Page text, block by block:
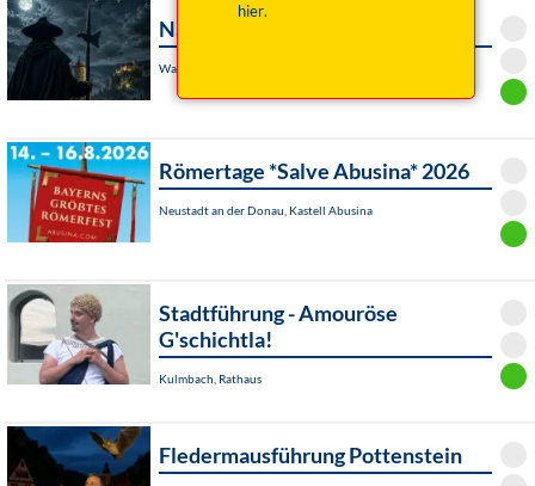
hier.
Nachtwächtertour Waischenfeld
Waischenfeld, Am Tourismusbüro Waischenfeld
Römertage *Salve Abusina* 2026
Neustadt an der Donau, Kastell Abusina
Stadtführung - Amouröse
G'schichtla!
Kulmbach, Rathaus
Fledermausführung Pottenstein